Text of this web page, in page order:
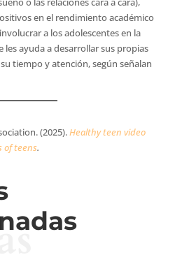
en el rendimiento académico
a los adolescentes en la
les ayuda a desarrollar sus propias
tiempo y atención, según señalan
(2025).Healthy teen video
of teens.